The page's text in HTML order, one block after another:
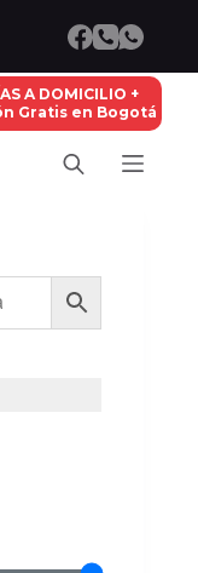
A DOMICILIO +
Gratis en Bogotá